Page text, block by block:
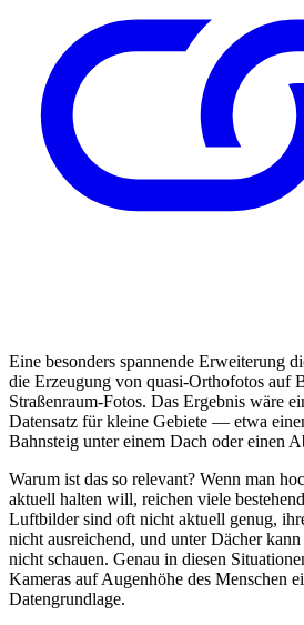
Eine besonders spannende Erweiterung
die Erzeugung von quasi-Orthofotos auf
Straßenraum-Fotos. Das Ergebnis wäre
Datensatz für kleine Gebiete — etwa
Bahnsteig unter einem Dach oder einen
Warum ist das so relevant? Wenn man
aktuell halten will, reichen viele
Luftbilder sind oft nicht aktuell genug,
nicht ausreichend, und unter Dächer
nicht schauen. Genau in diesen
Kameras auf Augenhöhe des Menschen
Datengrundlage.